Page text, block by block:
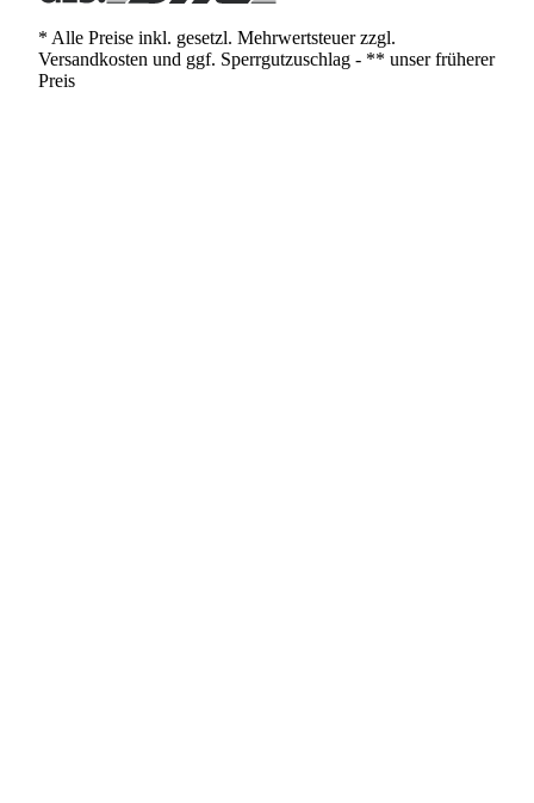
* Alle Preise inkl. gesetzl. Mehrwertsteuer zzgl.
Versandkosten und ggf. Sperrgutzuschlag - ** unser früherer
Preis